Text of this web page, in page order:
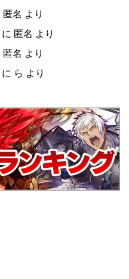
匿名 より
に 匿名 より
匿名 より
に ら より